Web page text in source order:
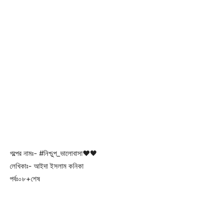
গল্পের নামঃ- #নিশ্চুপ_ভালোবাসা❤️🖤
লেখিকাঃ- আইদা ইসলাম কনিকা
পর্বঃ০৮+শেষ